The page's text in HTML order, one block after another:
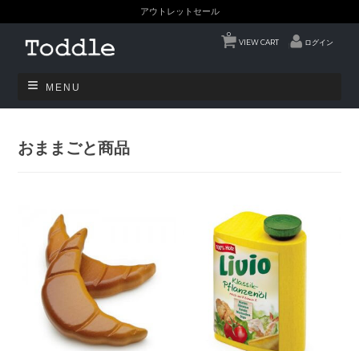
アウトレットセール
VIEW CART
0
ログイン
MENU
おままごと商品